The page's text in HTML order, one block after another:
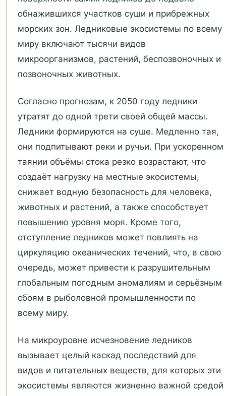
обнажившихся участков суши и прибрежных
морских зон. Ледниковые экосистемы по всему
миру включают тысячи видов
микроорганизмов, растений, беспозвоночных и
позвоночных животных.
Согласно прогнозам, к 2050 году ледники
утратят до одной трети своей общей массы.
Ледники формируются на суше. Медленно тая,
они подпитывают реки и ручьи. При ускоренном
таянии объёмы стока резко возрастают, что
создаёт нагрузку на местные экосистемы,
снижает водную безопасность для человека,
животных и растений, а также способствует
повышению уровня моря. Кроме того,
отступление ледников может повлиять на
циркуляцию океанических течений, что, в свою
очередь, может привести к разрушительным
глобальным погодным аномалиям и серьёзным
сбоям в рыболовной промышленности по
всему миру.
На микроуровне исчезновение ледников
вызывает целый каскад последствий для
видов и питательных веществ, для которых эти
экосистемы являются жизненно важной средой